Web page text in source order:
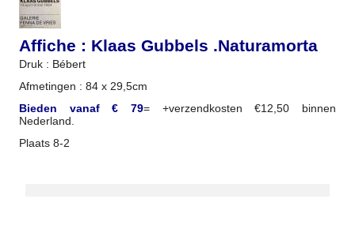
Affiche : Klaas Gubbels .Naturamorta
Druk : Bébert
Afmetingen : 84 x 29,5cm
Bieden vanaf € 79= +verzendkosten €12,50 binnen
Nederland.
Plaats 8-2